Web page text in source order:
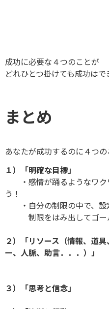
成功に必要な４つのことが
どれひとつ掛けても成功はで
まとめ
あなたが成功するのに４つ
１）「明確な目標」
・感情が踊るようなワク
う！
・自分の制限の中で、設
制限をはみ出してゴール
２）「リソース（情報、道
ー、人脈、助言．．．） 」
３）「思考と信念」